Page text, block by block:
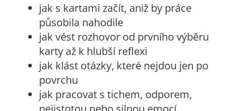
jak s kartami začít, aniž by práce
působila nahodile
jak vést rozhovor od prvního výběru
karty až k hlubší reflexi
jak klást otázky, které nejdou jen po
povrchu
jak pracovat s tichem, odporem,